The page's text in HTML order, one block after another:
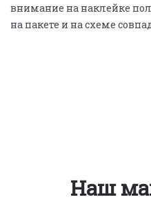
внимание на наклейке
на пакете и на схеме
Наш